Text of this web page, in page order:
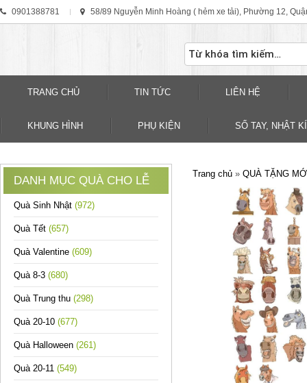
0901388781 58/89 Nguyễn Minh Hoàng ( hẻm xe tải), Phường 12,
TRANG CHỦ TIN TỨC LIÊN HỆ
KHUNG HÌNH PHỤ KIỆN SỐ TAY, NHẬT KÍ
DANH MỤC QUÀ CHO LỄ
Quà Sinh Nhật (972)
Quà Tết (657)
Quà Valentine (609)
Quà 8-3 (680)
Quà Trung thu (298)
Quà 20-10 (677)
Quà Halloween (261)
Quà 20-11 (549)
Trang chủ» QUÀ TẶNG